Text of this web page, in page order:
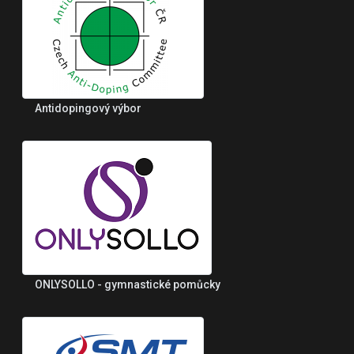
Antidopingový výbor
ONLYSOLLO - gymnastické pomůcky